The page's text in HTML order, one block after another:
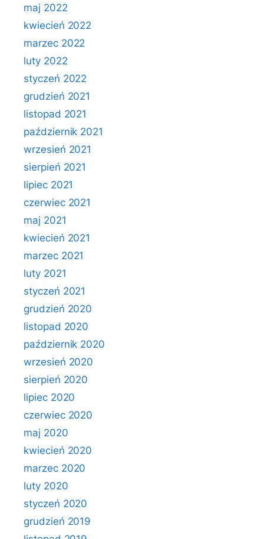
maj 2022
kwiecień 2022
marzec 2022
luty 2022
styczeń 2022
grudzień 2021
listopad 2021
październik 2021
wrzesień 2021
sierpień 2021
lipiec 2021
czerwiec 2021
maj 2021
kwiecień 2021
marzec 2021
luty 2021
styczeń 2021
grudzień 2020
listopad 2020
październik 2020
wrzesień 2020
sierpień 2020
lipiec 2020
czerwiec 2020
maj 2020
kwiecień 2020
marzec 2020
luty 2020
styczeń 2020
grudzień 2019